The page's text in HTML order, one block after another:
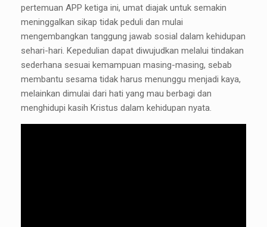
pertemuan APP ketiga ini, umat diajak untuk semakin
meninggalkan sikap tidak peduli dan mulai
mengembangkan tanggung jawab sosial dalam kehidupan
sehari-hari. Kepedulian dapat diwujudkan melalui tindakan
sederhana sesuai kemampuan masing-masing, sebab
membantu sesama tidak harus menunggu menjadi kaya,
melainkan dimulai dari hati yang mau berbagi dan
menghidupi kasih Kristus dalam kehidupan nyata.